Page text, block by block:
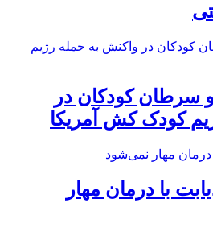
سرطان کودکان در
کودک کش آمریکا
با درمان مهار